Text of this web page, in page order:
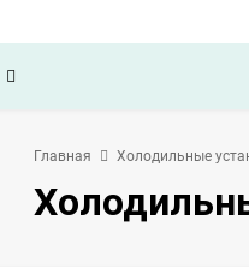
Главная Холодильные